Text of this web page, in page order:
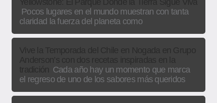
Pocos lugares en el mundo muestran con tanta
claridad la fuerza del planeta como
Cada año hay un momento que marca
el regreso de uno de los sabores más queridos